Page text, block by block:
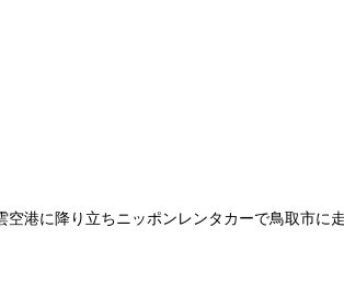
港に降り立ちニッポンレンタカーで鳥取市に